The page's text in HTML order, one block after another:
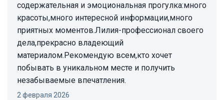
содержательная и эмоциональная прогулка:много
красоты,много интересной информации,много
приятных моментов.Лилия-профессионал своего
дела,прекрасно владеющий
материалом.Рекомендую всем,кто хочет
побывать в уникальном месте и получить
незабываемые впечатления.
2 февраля 2026